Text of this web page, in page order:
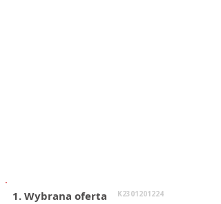
1. Wybrana oferta K2301201224